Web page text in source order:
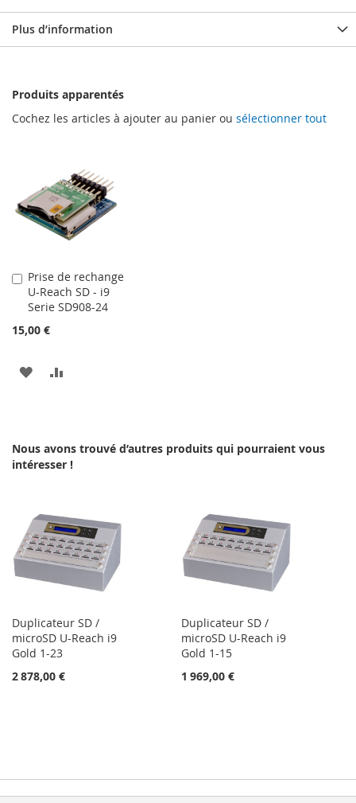
Plus d’information
Produits apparentés
Cochez les articles à ajouter au panier ou sélectionner tout
Prise de rechange
U-Reach SD - i9
Serie SD908-24
15,00 €
Ajouter
au
panier
AJOUTER
LISTE
Nous avons trouvé d’autres produits qui pourraient vous
intéresser !
Duplicateur SD /
microSD U-Reach i9
Gold 1-23
2 878,00 €
Duplicateur SD /
microSD U-Reach i9
Gold 1-15
1 969,00 €